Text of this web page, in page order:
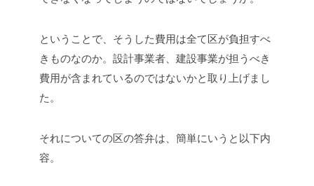
ということで、そうした費用は全て区が負担すべ
きものなのか。設計事業者、建設事業が担うべき
費用が含まれているのではないかと取り上げまし
た。
それについての区の答弁は、簡単にいうと以下内
容。